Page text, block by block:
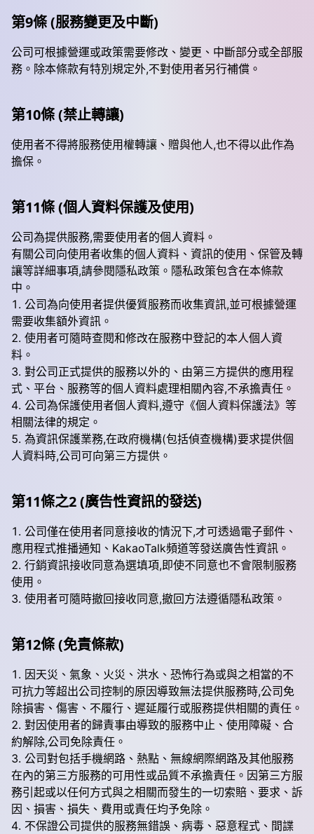
第9條 (服務變更及中斷)
公司可根據營運或政策需要修改、變更、中斷部分或全部服
務。除本條款有特別規定外,不對使用者另行補償。
第10條 (禁止轉讓)
使用者不得將服務使用權轉讓、贈與他人,也不得以此作為
擔保。
第11條 (個人資料保護及使用)
公司為提供服務,需要使用者的個人資料。
有關公司向使用者收集的個人資料、資訊的使用、保管及轉
讓等詳細事項,請參閱隱私政策。隱私政策包含在本條款
中。
公司為向使用者提供優質服務而收集資訊,並可根據營運
需要收集額外資訊。
使用者可隨時查閱和修改在服務中登記的本人個人資
料。
對公司正式提供的服務以外的、由第三方提供的應用程
式、平台、服務等的個人資料處理相關內容,不承擔責任。
公司為保護使用者個人資料,遵守《個人資料保護法》等
相關法律的規定。
為資訊保護業務,在政府機構(包括偵查機構)要求提供個
人資料時,公司可向第三方提供。
第11條之2 (廣告性資訊的發送)
公司僅在使用者同意接收的情況下,才可透過電子郵件、
應用程式推播通知、KakaoTalk頻道等發送廣告性資訊。
行銷資訊接收同意為選填項,即使不同意也不會限制服務
使用。
使用者可隨時撤回接收同意,撤回方法遵循隱私政策。
第12條 (免責條款)
因天災、氣象、火災、洪水、恐怖行為或與之相當的不
可抗力等超出公司控制的原因導致無法提供服務時,公司免
除損害、傷害、不履行、遲延履行或服務提供相關的責任。
對因使用者的歸責事由導致的服務中止、使用障礙、合
約解除,公司免除責任。
公司對包括手機網路、熱點、無線網際網路及其他服務
在內的第三方服務的可用性或品質不承擔責任。因第三方服
務引起或以任何方式與之相關而發生的一切索賠、要求、訴
因、損害、損失、費用或責任均予免除。
不保證公司提供的服務無錯誤、病毒、惡意程式、間諜